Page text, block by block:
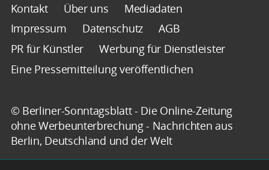
Kontakt Über uns
Mediadaten
Impressum
Datenschutz
AGB
PR für Künstler
Werbung für Dienstleister
Eine Pressemitteilung veröffentlichen
© Berliner-Sonntagsblatt - Die Online-Zeitung
ohne Werbeunterbrechung - Nachrichten aus
Berlin, Deutschland und der Welt